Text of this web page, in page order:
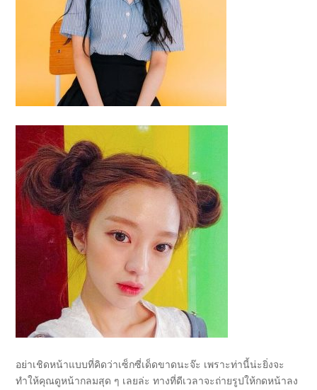
อย่าเชิดหน้าแบบที่คิดว่าเซ็กซี่เด็ดขาดนะจ๊ะ เพราะท่านี้น่ะยิ่งจะ
ทำให้คุณดูหน้ากลมสุด ๆ เลยล่ะ ทางที่ดีเวลาจะถ่ายรูปให้กดหน้าลง